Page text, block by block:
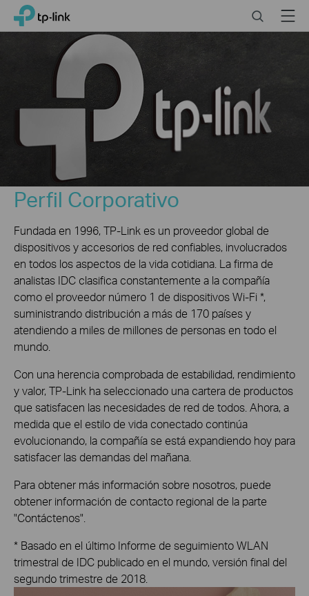
ClickTP-Link, Reliably Smart SearchMenu
Perfil Corporativo
Fundada en 1996, TP-Link es un proveedor global de
dispositivos y accesorios de red confiables, involucrados
en todos los aspectos de la vida cotidiana. La firma de
analistas IDC clasifica constantemente a la compañía
como el proveedor número 1 de dispositivos Wi-Fi *,
suministrando distribución a más de 170 países y
atendiendo a miles de millones de personas en todo el
mundo.
Con una herencia comprobada de estabilidad, rendimiento
y valor, TP-Link ha seleccionado una cartera de productos
que satisfacen las necesidades de red de todos. Ahora, a
medida que el estilo de vida conectado continúa
evolucionando, la compañía se está expandiendo hoy para
satisfacer las demandas del mañana.
Para obtener más información sobre nosotros, puede
obtener información de contacto regional de la parte
"Contáctenos".
* Basado en el último Informe de seguimiento WLAN
trimestral de IDC publicado en el mundo, versión final del
segundo trimestre de 2018.